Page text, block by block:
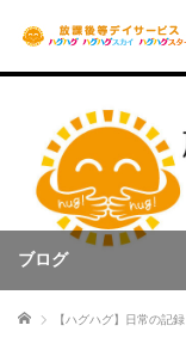
ブログ
ホーム 【ハグハグ】日常の記録